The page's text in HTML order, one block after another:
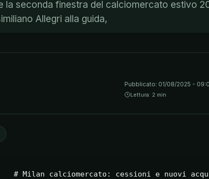
la seconda finestra del calciomercato estivo
Allegri alla guida,
Pubblicato: 01/08/2025 -
Lettura: 2 min